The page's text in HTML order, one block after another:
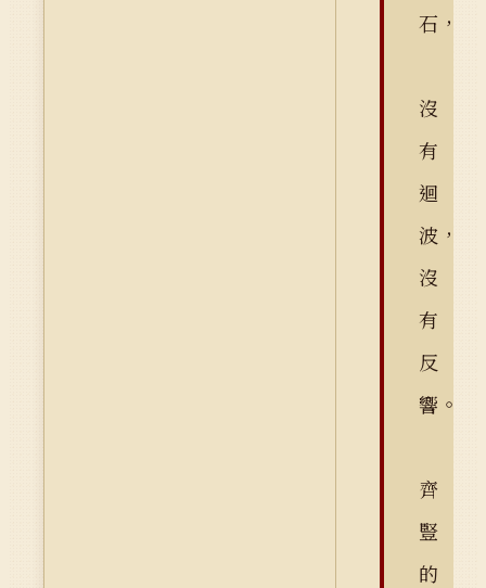
石，
沒
有
迴
波，
沒
有
反
響。
齊
豎
的